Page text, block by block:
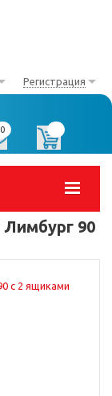
Регистрация
0
Лимбург 90